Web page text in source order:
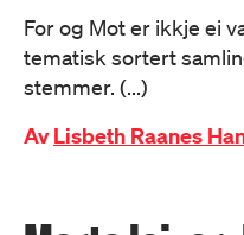
For og Mot er ikkje ei
tematisk sortert
stemmer. (...)
AvLisbeth Raanes